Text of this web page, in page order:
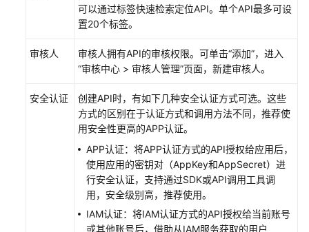
录
据
可以通过标签快速检索定位API。单个API最多可设
置20个标签。
审核人 审核人拥有API的审核权限。可单击“添加”，进入
“审核中心 > 审核人管理”页面，新建审核人。
安全认证
创建API时，有如下几种安全认证方式可选。这些
方式的区别在于认证方式和调用方法不同，推荐使
用安全性更高的APP认证。
APP认证：将APP认证方式的API授权给应用后，
使用应用的密钥对（AppKey和AppSecret）进
行安全认证，支持通过SDK或API调用工具调
用，安全级别高，推荐使用。
IAM认证：将IAM认证方式的API授权给当前账号
或其他账号后，借助从IAM服务获取的用户